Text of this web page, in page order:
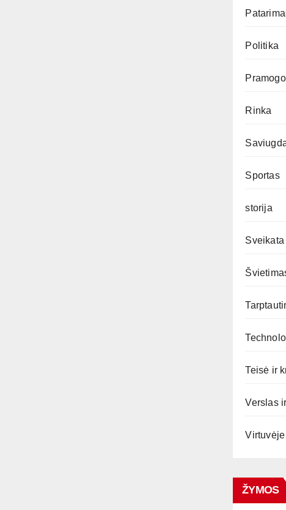
Politika
Rinka
Sportas
storija
Teisė ir
Verslas
Virtuvėje
ŽYMOS